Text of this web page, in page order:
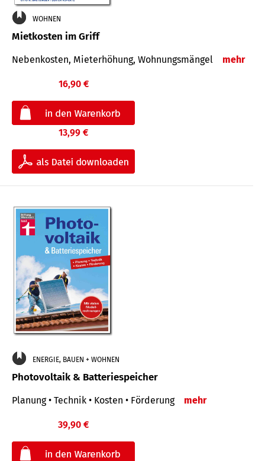
WOHNEN
Mietkosten im Griff
Nebenkosten, Mieterhöhung, Wohnungsmängel mehr
16,90 €
13,99 €
ENERGIE, BAUEN + WOHNEN
Photovoltaik & Batteriespeicher
Planung • Technik • Kosten • Förderung mehr
39,90 €